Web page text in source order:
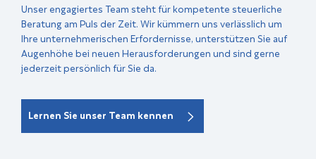
Unser engagiertes Team steht für kompetente steuerliche
Beratung am Puls der Zeit. Wir kümmern uns verlässlich um
Ihre unternehmerischen Erfordernisse, unterstützen Sie auf
Augenhöhe bei neuen Herausforderungen und sind gerne
jederzeit persönlich für Sie da.
Lernen Sie unser Team kennen